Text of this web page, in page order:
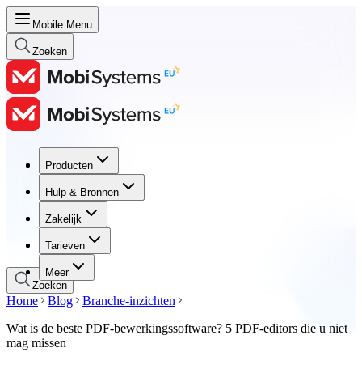
Mobile Menu
Zoeken
Producten
Hulp & Bronnen
Zakelijk
Tarieven
Meer
Producten
Hulp & Bronnen
Zakelijk
Tarieven
Zoeken
Home Blog
Branche-inzichten
Wat is de beste PDF-bewerkingssoftware? 5 PDF-editors die u niet
mag missen